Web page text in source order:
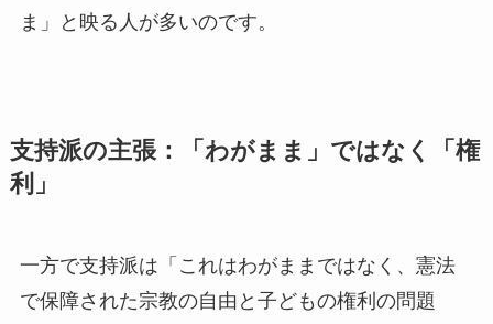
ま」と映る人が多いのです。
支持派の主張：「わがまま」ではなく「権
利」
一方で支持派は「これはわがままではなく、憲法
で保障された宗教の自由と子どもの権利の問題